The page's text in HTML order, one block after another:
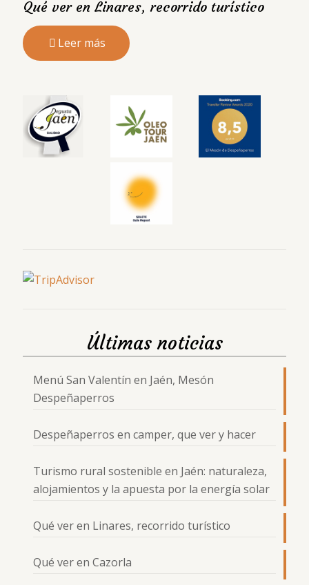
Qué ver en Linares, recorrido turístico
Leer más
Últimas noticias
Menú San Valentín en Jaén, Mesón
Despeñaperros
Despeñaperros en camper, que ver y hacer
Turismo rural sostenible en Jaén: naturaleza,
alojamientos y la apuesta por la energía solar
Qué ver en Linares, recorrido turístico
Qué ver en Cazorla